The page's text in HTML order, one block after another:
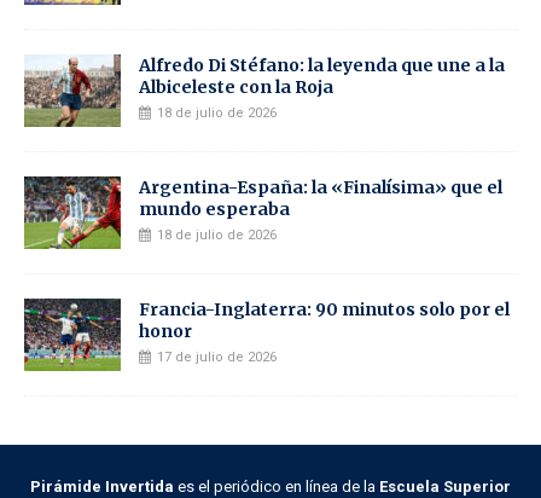
Alfredo Di Stéfano: la leyenda que une a la
Albiceleste con la Roja
18 de julio de 2026
Argentina-España: la «Finalísima» que el
mundo esperaba
18 de julio de 2026
Francia-Inglaterra: 90 minutos solo por el
honor
17 de julio de 2026
Pirámide Invertida es el periódico en línea de la Escuela Superior